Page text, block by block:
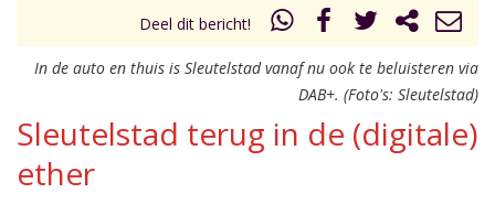
Deel dit bericht!
In de auto en thuis is Sleutelstad vanaf nu ook te beluisteren via
DAB+. (Foto's: Sleutelstad)
Sleutelstad terug in de (digitale)
ether